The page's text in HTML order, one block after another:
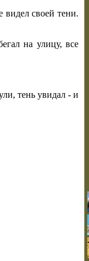
видел своей тени.
на улицу, все
тень увидал - и